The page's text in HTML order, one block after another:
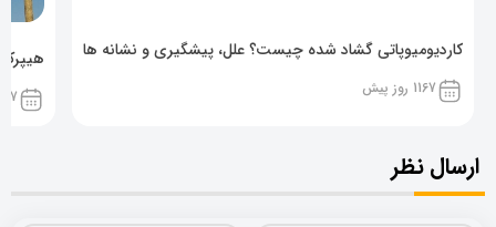
کاردیومیوپاتی گشاد شده چیست؟ علل، پیشگیری و نشانه ها
1167 روز پیش 1167
ارسال نظر